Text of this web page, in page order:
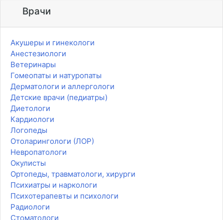
Врачи
Акушеры и гинекологи
Анестезиологи
Ветеринары
Гомеопаты и натуропаты
Дерматологи и аллергологи
Детские врачи (педиатры)
Диетологи
Кардиологи
Логопеды
Отоларингологи (ЛОР)
Невропатологи
Окулисты
Ортопеды, травматологи, хирурги
Психиатры и наркологи
Психотерапевты и психологи
Радиологи
Стоматологи